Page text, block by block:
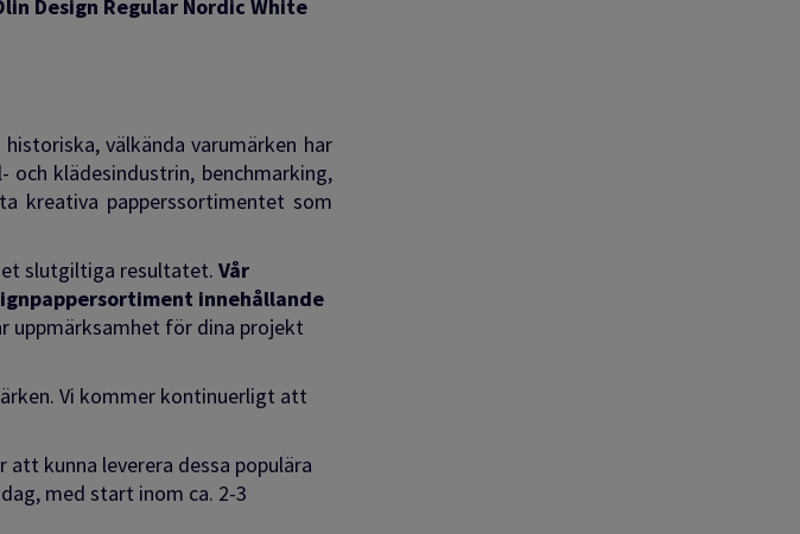
Design Regular Nordic White
välkända varumärken har
och klädesindustrin, benchmarking,
kreativa papperssortimentet som
slutgiltiga resultatet. Vår
innehållande
uppmärksamhet för dina projekt
Vi kommer kontinuerligt att
kunna leverera dessa populära
med start inom ca. 2-3